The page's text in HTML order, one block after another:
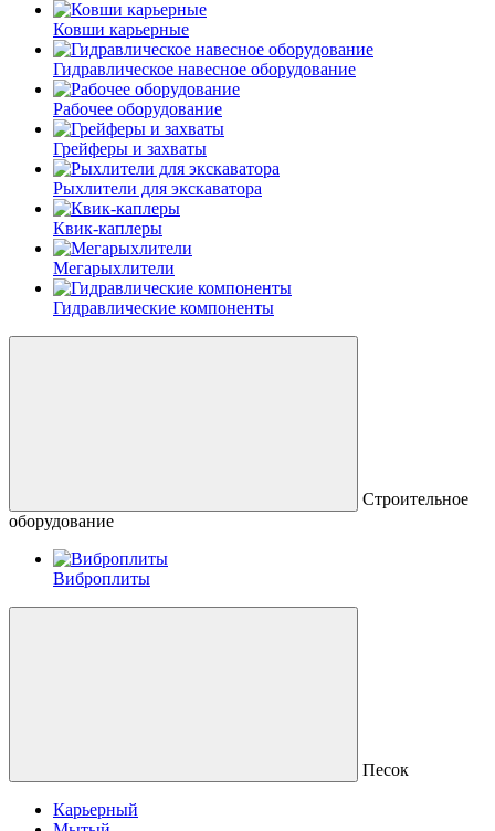
Ковши карьерные
Гидравлическое навесное оборудование
Рабочее оборудование
Грейферы и захваты
Рыхлители для экскаватора
Квик-каплеры
Мегарыхлители
Гидравлические компоненты
Строительное
оборудование
Виброплиты
Песок
Карьерный